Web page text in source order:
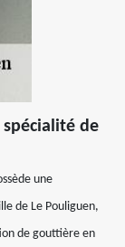
de
une
de Le Pouliguen,
de gouttière en